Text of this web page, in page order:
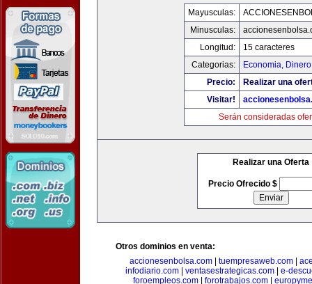
Mayusculas:
Minusculas:
Longitud:
15 caracteres
Categorias:
Economia,
Precio:
Realizar una
Visitar!
Serán consideradas
Realizar una Oferta
Precio Ofrecido $
Otros dominios en venta:
accionesenbolsa.com
tuempresaweb.com
infodiario.com| ventasestrategicas.com| e-
foroempleos.com
forotrabajos.com